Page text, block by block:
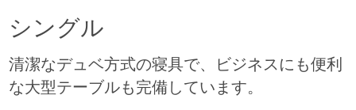
シングル
清潔なデュベ方式の寝具で、ビジネスにも便利
な大型テーブルも完備しています。